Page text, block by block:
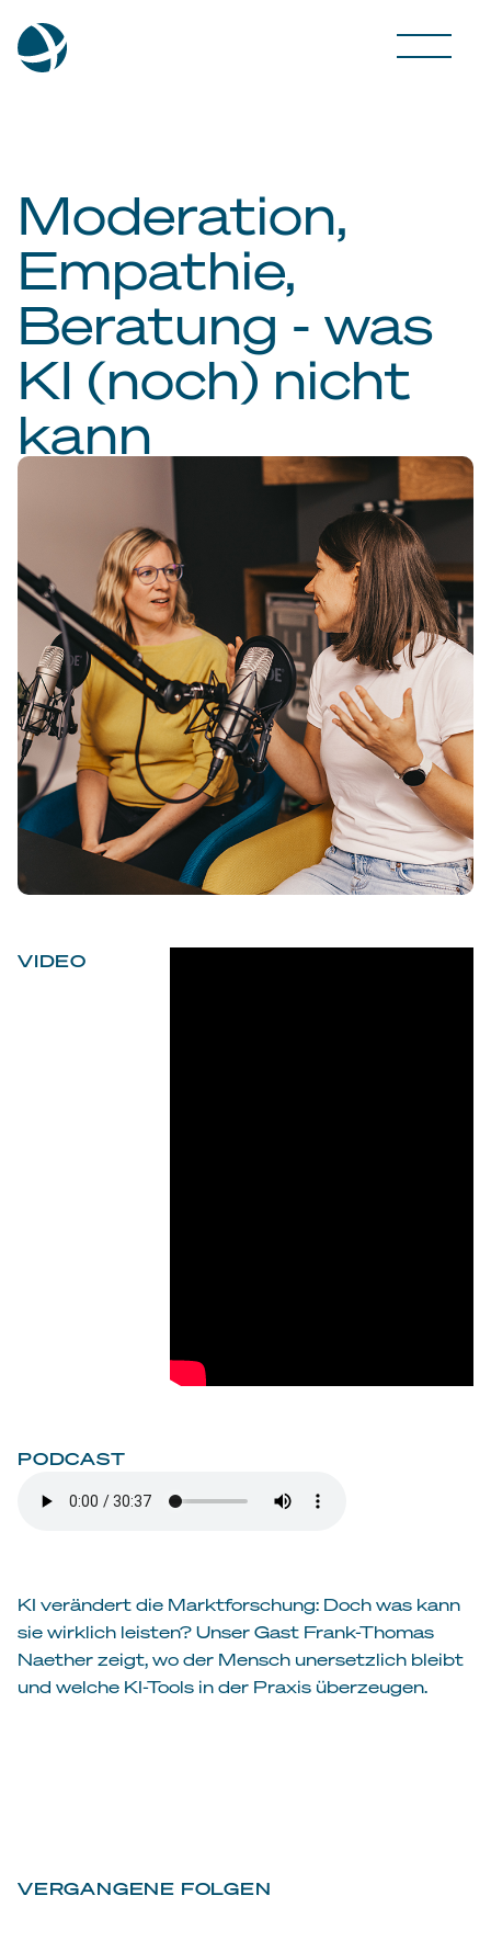
Moderation,
Empathie,
Beratung - was
KI (noch) nicht
kann
VIDEO
PODCAST
KI verändert die Marktforschung: Doch was kann
sie wirklich leisten? Unser Gast Frank-Thomas
Naether zeigt, wo der Mensch unersetzlich bleibt
und welche KI-Tools in der Praxis überzeugen.
VERGANGENE FOLGEN